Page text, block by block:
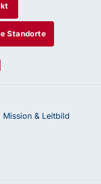
Standorte
Mission & Leitbild